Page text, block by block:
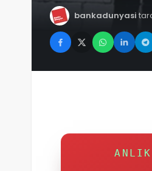
bankadunyasi